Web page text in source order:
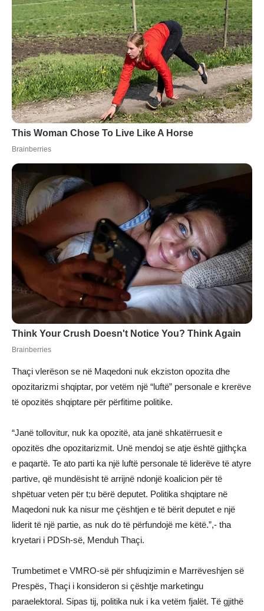
Thaçi vlerëson se në Maqedoni nuk ekziston opozita dhe
opozitarizmi shqiptar, por vetëm një “luftë” personale e krerëve
të opozitës shqiptare për përfitime politike.
“Janë tollovitur, nuk ka opozitë, ata janë shkatërruesit e
opozitës dhe opozitarizmit. Unë mendoj se atje është gjithçka
e paqartë. Te ato parti ka një luftë personale të liderëve të atyre
partive, që mundësisht të arrijnë ndonjë koalicion për të
shpëtuar veten për t;u bërë deputet. Politika shqiptare në
Maqedoni nuk ka nisur me çështjen e të bërit deputet e një
liderit të një partie, as nuk do të përfundojë me këtë.”,- tha
kryetari i PDSh-së, Menduh Thaçi.
Trumbetimet e VMRO-së për shfuqizimin e Marrëveshjen së
Prespës, Thaçi i konsideron si çështje marketingu
paraelektoral. Sipas tij, politika nuk i ka vetëm fjalët. Të gjithë